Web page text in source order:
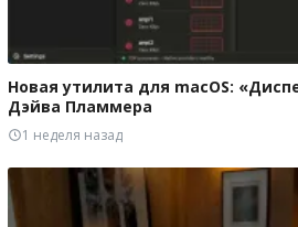
Новая утилита для macOS:
Дэйва Пламмера
1 неделя назад